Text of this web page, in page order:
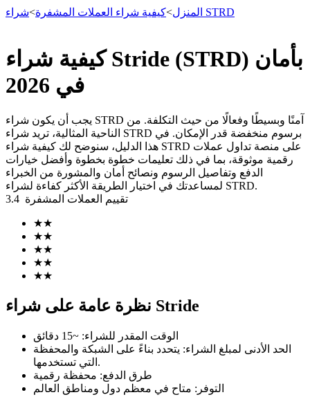
العقود الآجلة
العقود الآجلة لـ COIN-M
المنزل>كيفية شراء العملات المشفرة> شراء STRD
كيفية شراء Stride (STRD) بأمان
في 2026
يجب أن يكون شراء STRD آمنًا وبسيطًا وفعالًا من حيث التكلفة. من
الناحية المثالية، تريد شراء STRD برسوم منخفضة قدر الإمكان. في
هذا الدليل، سنوضح لك كيفية شراء STRD على منصة تداول عملات
رقمية موثوقة، بما في ذلك تعليمات خطوة بخطوة وأفضل خيارات
الدفع وتفاصيل الرسوم ونصائح أمان والمشورة من الخبراء
لمساعدتك في اختيار الطريقة الأكثر كفاءة لشراء STRD.
تقييم العملات المشفرة 3.4
★★
★★
★★
★★
★★
نظرة عامة على شراء Stride
الوقت المقدر للشراء: ~15 دقائق
الحد الأدنى لمبلغ الشراء: يتحدد بناءً على الشبكة والمحفظة
التي تستخدمها.
طرق الدفع: محفظة رقمية
التوفر : متاح في معظم دول ومناطق العالم